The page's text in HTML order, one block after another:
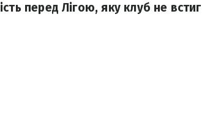
перед Лігою, яку клуб не встиг